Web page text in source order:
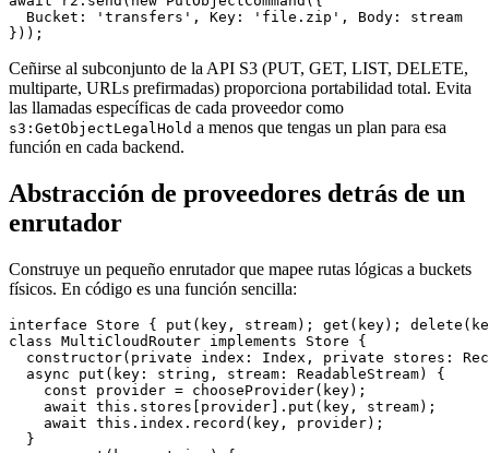
  Bucket: 'transfers', Key: 'file.zip', Body: stream
Ceñirse al subconjunto de la API S3 (PUT, GET, LIST, DELETE,
multiparte, URLs prefirmadas) proporciona portabilidad total. Evita
las llamadas específicas de cada proveedor como
s3:GetObjectLegalHold a menos que tengas un plan para esa
función en cada backend.
Abstracción de proveedores detrás de un
enrutador
Construye un pequeño enrutador que mapee rutas lógicas a buckets
físicos. En código es una función sencilla:
interface Store { put(key, stream); get(key);
class MultiCloudRouter implements Store {
constructor(private index: Index, private stores:
  async put(key: string, stream: ReadableStream) {
    const provider = chooseProvider(key);
    await this.stores[provider].put(key, stream);
    await this.index.record(key, provider);
  }